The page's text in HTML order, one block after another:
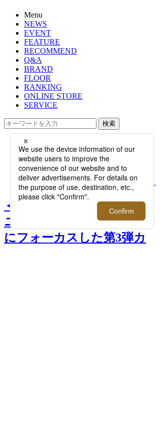
Menu
NEWS
EVENT
FEATURE
RECOMMEND
Q&A
BRAND
FLOOR
RANKING
ONLINE STORE
SERVICE
検索
TOP
PHOTO
＜ジバンシィ＞×＜ディズニー＞よ
り「オズワルド」にフォーカスした
第3弾カプセルコレクションが登場！
＜ジバンシィ＞×＜ディズ
ニー＞より「オズワルド」
にフォーカスした第3弾カ